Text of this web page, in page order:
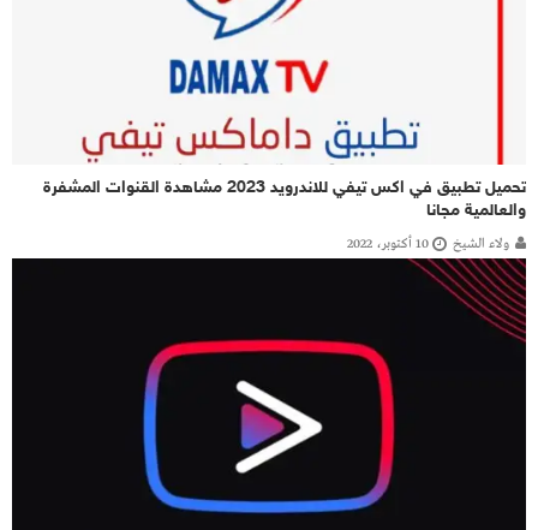
تحميل تطبيق في اكس تيفي للاندرويد 2023 مشاهدة القنوات المشفرة
والعالمية مجانا
ولاء الشيخ 10 أكتوبر، 2022